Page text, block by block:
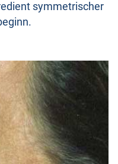
symmetrischer